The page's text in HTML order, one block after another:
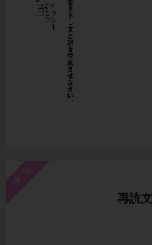
練習
再読